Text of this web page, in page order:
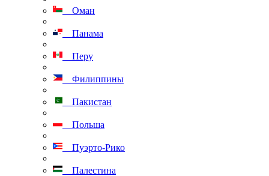
Оман
Панама
Перу
Филиппины
Пакистан
Польша
Пуэрто-Рико
Палестина